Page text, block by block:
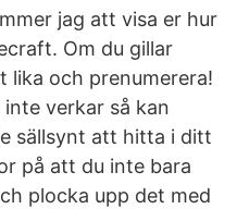
jag att visa er hur
Om du gillar
lika och prenumerera!
verkar så kan
sällsynt att hitta i ditt
på att du inte bara
plocka upp det med